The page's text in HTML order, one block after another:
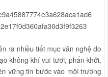
ra nhiều tiết mục văn nghệ do
không khí vui tươi, phấn khởi,
vững tin bước vào môi trường